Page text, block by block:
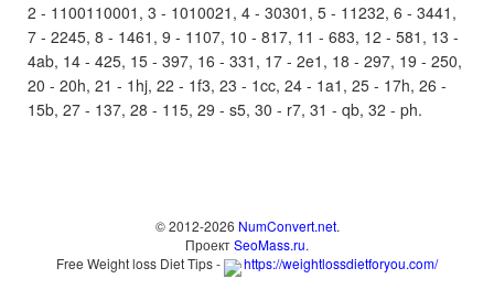
2 - 1100110001, 3 - 1010021, 4 - 30301, 5 - 11232, 6 - 3441,
7 - 2245, 8 - 1461, 9 - 1107, 10 - 817, 11 - 683, 12 - 581, 13 -
4ab, 14 - 425, 15 - 397, 16 - 331, 17 - 2e1, 18 - 297, 19 - 250,
20 - 20h, 21 - 1hj, 22 - 1f3, 23 - 1cc, 24 - 1a1, 25 - 17h, 26 -
15b, 27 - 137, 28 - 115, 29 - s5, 30 - r7, 31 - qb, 32 - ph.
© 2012-2026 NumConvert.net.
ПроектSeoMass.ru.
Free Weight loss Diet Tips -
https://weightlossdietforyou.com/